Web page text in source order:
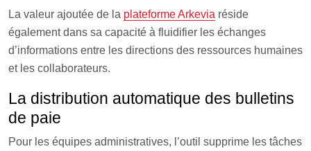
La valeur ajoutée de la plateforme Arkevia réside
également dans sa capacité à fluidifier les échanges
d’informations entre les directions des ressources humaines
et les collaborateurs.
La distribution automatique des bulletins
de paie
Pour les équipes administratives, l’outil supprime les tâches